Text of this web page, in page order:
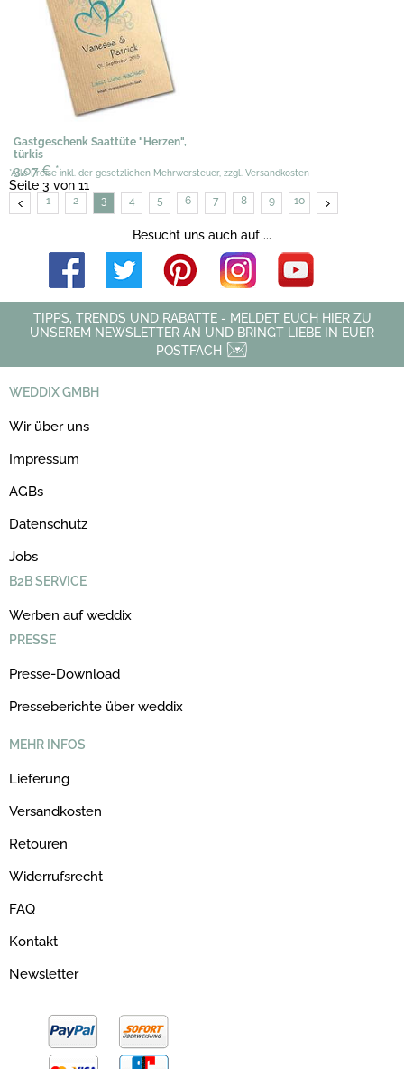
Gastgeschenk Saattüte "Herzen",
türkis
3,07 €*
*Alle Preise inkl. der gesetzlichen Mehrwersteuer, zzgl. Versandkosten
Seite 3 von 11
1 2 3 4 5 6 7 8 9 10
Besucht uns auch auf ...
TIPPS, TRENDS UND RABATTE - MELDET EUCH HIER ZU
UNSEREM NEWSLETTER AN UND BRINGT LIEBE IN EUER
POSTFACH
WEDDIX GMBH
Wir über uns
Impressum
AGBs
Datenschutz
Jobs
B2B SERVICE
Werben auf weddix
PRESSE
Presse-Download
Presseberichte über weddix
MEHR INFOS
Lieferung
Versandkosten
Retouren
Widerrufsrecht
FAQ
Kontakt
Newsletter